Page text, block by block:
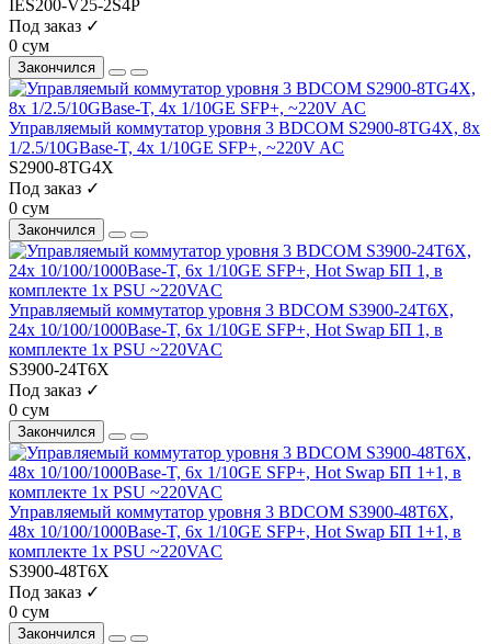
IES200-V25-2S4P
Под заказ ✓
0 сум
Закончился
Управляемый коммутатор уровня 3 BDCOM S2900-8TG4X, 8x
1/2.5/10GBase-T, 4x 1/10GE SFP+, ~220V AC
S2900-8TG4X
Под заказ ✓
0 сум
Закончился
Управляемый коммутатор уровня 3 BDCOM S3900-24T6X,
24x 10/100/1000Base-T, 6x 1/10GE SFP+, Hot Swap БП 1, в
комплекте 1x PSU ~220VAC
S3900-24T6X
Под заказ ✓
0 сум
Закончился
Управляемый коммутатор уровня 3 BDCOM S3900-48T6X,
48x 10/100/1000Base-T, 6x 1/10GE SFP+, Hot Swap БП 1+1, в
комплекте 1x PSU ~220VAC
S3900-48T6X
Под заказ ✓
0 сум
Закончился